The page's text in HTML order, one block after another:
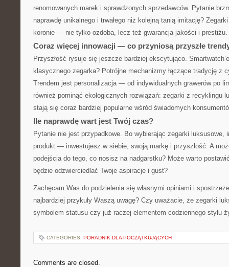
renomowanych marek i sprawdzonych sprzedawców. Pytanie
naprawdę unikalnego i trwałego niż kolejną tanią imitację?
koronie — nie tylko ozdoba, lecz też gwarancja jakości i prestiżu.
Coraz więcej innowacji — co przyniosą przyszłe
Przyszłość rysuje się jeszcze bardziej ekscytująco.
klasycznego zegarka? Potrójne mechanizmy łączące tradycję z
Trendem jest personalizacja — od indywidualnych grawerów po
również pominąć ekologicznych rozwiązań: zegarki z recyklingu
stają się coraz bardziej popularne wśród świadomych
Ile naprawdę wart jest Twój czas?
Pytanie nie jest przypadkowe. Bo wybierając zegarki luksusowe,
produkt — inwestujesz w siebie, swoją markę i przyszłość. A
podejścia do tego, co nosisz na nadgarstku? Może warto
będzie odzwierciedlać Twoje aspiracje i gust?
Zachęcam Was do podzielenia się własnymi opiniami i
najbardziej przykuły Waszą uwagę? Czy uważacie, że zegarki
symbolem statusu czy już raczej elementem codziennego stylu
CATEGORIES: PORADNIK DLA POCZĄTKUJĄCYCH
Comments are closed.